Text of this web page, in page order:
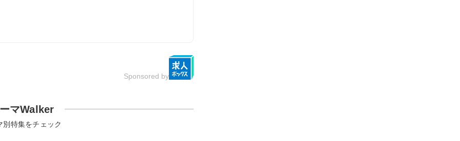
Sponsored by
マWalker
別特集をチェック